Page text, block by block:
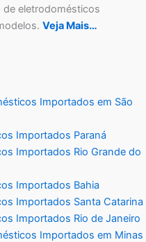
eletrodomésticos
Veja Mais…
Importados em São
Importados Paraná
Importados Rio Grande do
Importados Bahia
Importados Santa Catarina
Importados Rio de Janeiro
Importados em Minas